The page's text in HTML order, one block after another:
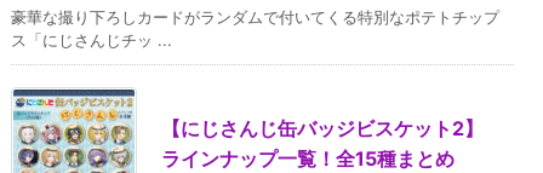
豪華な撮り下ろしカードがランダムで付いてくる特別なポテトチップ
ス「にじさんじチッ ...
【にじさんじ缶バッジビスケット2】
ラインナップ一覧！全15種まとめ